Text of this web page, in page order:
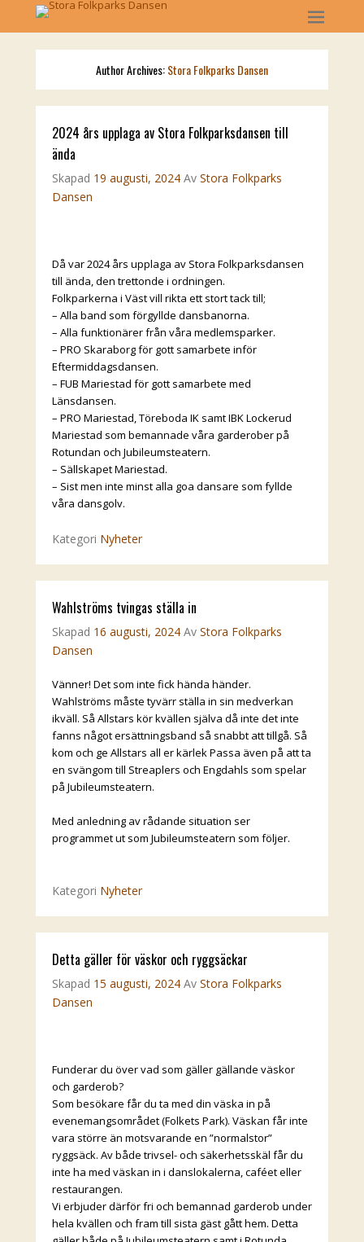
Author Archives:Stora Folkparks Dansen
2024 års upplaga av Stora Folkparksdansen till
ända
Skapad 19 augusti, 2024 Av Stora Folkparks
Dansen
Då var 2024 års upplaga av Stora Folkparksdansen
till ända, den trettonde i ordningen.
Folkparkerna i Väst vill rikta ett stort tack till;
– Alla band som förgyllde dansbanorna.
– Alla funktionärer från våra medlemsparker.
– PRO Skaraborg för gott samarbete inför
Eftermiddagsdansen.
– FUB Mariestad för gott samarbete med
Länsdansen.
– PRO Mariestad, Töreboda IK samt IBK Lockerud
Mariestad som bemannade våra garderober på
Rotundan och Jubileumsteatern.
– Sällskapet Mariestad.
– Sist men inte minst alla goa dansare som fyllde
våra dansgolv.
Kategori Nyheter
Wahlströms tvingas ställa in
Skapad 16 augusti, 2024 Av Stora Folkparks
Dansen
Vänner! Det som inte fick hända händer.
Wahlströms måste tyvärr ställa in sin medverkan
ikväll. Så Allstars kör kvällen själva då inte det inte
fanns något ersättningsband så snabbt att tillgå. Så
kom och ge Allstars all er kärlek Passa även på att ta
en svängom till Streaplers och Engdahls som spelar
på Jubileumsteatern.
Med anledning av rådande situation ser
programmet ut som Jubileumsteatern som följer.
Kategori Nyheter
Detta gäller för väskor och ryggsäckar
Skapad 15 augusti, 2024 Av Stora Folkparks
Dansen
Funderar du över vad som gäller gällande väskor
och garderob?
Som besökare får du ta med din väska in på
evenemangsområdet (Folkets Park). Väskan får inte
vara större än motsvarande en ”normalstor”
ryggsäck. Av både trivsel- och säkerhetsskäl får du
inte ha med väskan in i danslokalerna, caféet eller
restaurangen.
Vi erbjuder därför fri och bemannad garderob under
hela kvällen och fram till sista gäst gått hem. Detta